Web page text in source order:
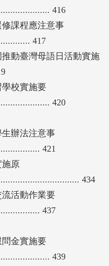
416
課程應注意事
417
動臺灣母語日活動實施
校實施要
420
辦法注意事
421
施原
434
活動作業要
437
金實施要
439